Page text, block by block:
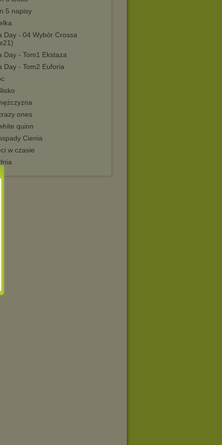
5 napisy
Day - 04 Wybór Crossa
Day - Tom1 Ekstaza
Day - Tom2 Euforia
ones
quinn
Cienia
w czasie